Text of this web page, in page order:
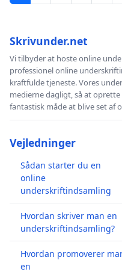
Skrivunder.net
Vi tilbyder at hoste online
professionel online
kraftfulde tjeneste. Vores
medierne dagligt, så at
fantastisk måde at blive set af
Vejledninger
Sådan starter du en
online
underskriftindsamling
Hvordan skriver man en
underskriftindsamling?
Hvordan promoverer
en